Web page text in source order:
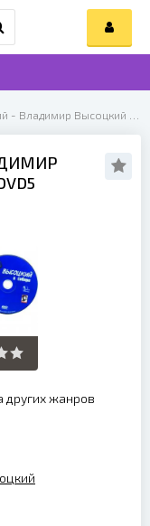
Высоцкий в Сибири (2007)
других жанров